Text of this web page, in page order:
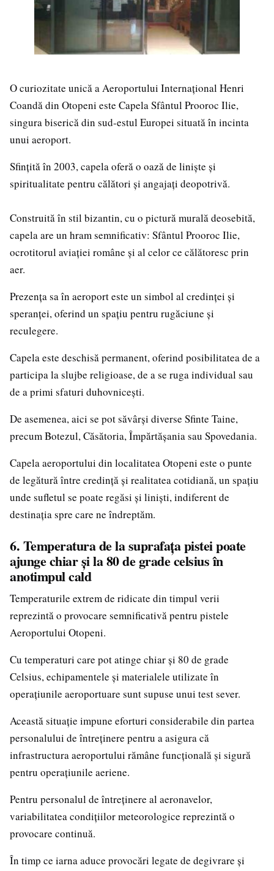
O curiozitate unică a Aeroportului Internațional Henri
Coandă din Otopeni este Capela Sfântul Prooroc Ilie,
singura biserică din sud-estul Europei situată în incinta
unui aeroport.
Sfințită în 2003, capela oferă o oază de liniște și
spiritualitate pentru călători și angajați deopotrivă.
Construită în stil bizantin, cu o pictură murală deosebită,
capela are un hram semnificativ: Sfântul Prooroc Ilie,
ocrotitorul aviației române și al celor ce călătoresc prin
aer.
Prezența sa în aeroport este un simbol al credinței și
speranței, oferind un spațiu pentru rugăciune și
reculegere.
Capela este deschisă permanent, oferind posibilitatea de a
participa la slujbe religioase, de a se ruga individual sau
de a primi sfaturi duhovnicești.
De asemenea, aici se pot săvârși diverse Sfinte Taine,
precum Botezul, Căsătoria, Împărtășania sau Spovedania.
Capela aeroportului din localitatea Otopeni este o punte
de legătură între credință și realitatea cotidiană, un spațiu
unde sufletul se poate regăsi și liniști, indiferent de
destinația spre care ne îndreptăm.
6. Temperatura de la suprafața pistei poate
ajunge chiar și la 80 de grade celsius în
anotimpul cald
Temperaturile extrem de ridicate din timpul verii
reprezintă o provocare semnificativă pentru pistele
Aeroportului Otopeni.
Cu temperaturi care pot atinge chiar și 80 de grade
Celsius, echipamentele și materialele utilizate în
operațiunile aeroportuare sunt supuse unui test sever.
Această situație impune eforturi considerabile din partea
personalului de întreținere pentru a asigura că
infrastructura aeroportului rămâne funcțională și sigură
pentru operațiunile aeriene.
Pentru personalul de întreținere al aeronavelor,
variabilitatea condițiilor meteorologice reprezintă o
provocare continuă.
În timp ce iarna aduce provocări legate de degivrare și